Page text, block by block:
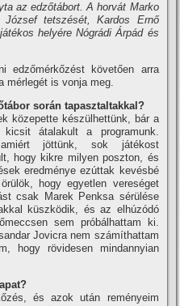
az edzőtábort. A horvát Marko
tetszését, Kardos Ernő
helyére Nógrádi Árpád és
edzőmérkőzést követően arra
mérlegét is vonja meg.
során tapasztaltakkal?
közepette készülhettünk, bár a
átalakult a programunk.
jöttünk, sok játékost
hogy kikre milyen poszton, és
eredménye ezúttak kevésbé
hogy egyetlen vereséget
csak Marek Penksa sérülése
küszködik, és az elhúzódó
sem próbálhattam ki.
Jovicra nem számí­thattam
hogy rövidesen mindannyian
és azok után reményeim